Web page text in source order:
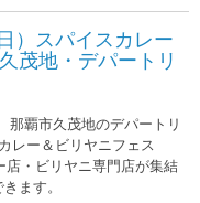
）スパイスカレー
茂地・デパートリ
那覇市久茂地のデパートリ
レー＆ビリヤニフェス
・ビリヤニ専門店が集結
ます。